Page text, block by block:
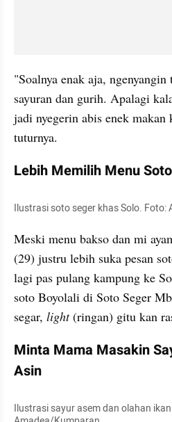
"Soalnya enak aja, ngenyangin
sayuran dan gurih. Apalagi
jadi nyegerin abis enek makan
tuturnya.
Lebih Memilih Menu Soto
Ilustrasi soto seger khas Solo.
Meski menu bakso dan mi
(29) justru lebih suka pesan
lagi pas pulang kampung ke
soto Boyolali di Soto Seger
segar, light (ringan) gitu kan
Minta Mama Masakin
Asin
Ilustrasi sayur asem dan olahan